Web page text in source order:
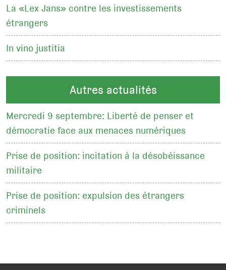
La «Lex Jans» contre les investissements
étrangers
In vino justitia
Autres actualités
Mercredi 9 septembre: Liberté de penser et
démocratie face aux menaces numériques
Prise de position: incitation à la désobéissance
militaire
Prise de position: expulsion des étrangers
criminels